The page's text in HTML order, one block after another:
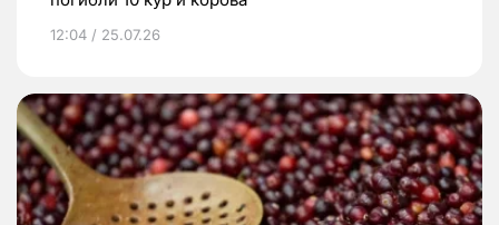
12:04 / 25.07.26